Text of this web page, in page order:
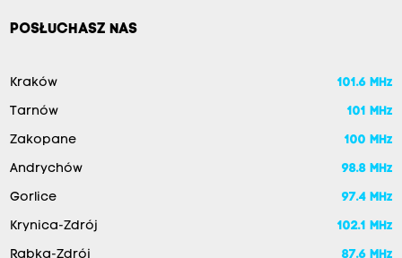
POSŁUCHASZ NAS
Kraków 101.6 MHz
Tarnów 101 MHz
Zakopane 100 MHz
Andrychów 98.8 MHz
Gorlice 97.4 MHz
Krynica-Zdrój 102.1 MHz
Rabka-Zdrój 87.6 MHz